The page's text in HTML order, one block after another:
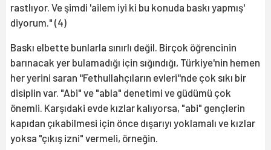
rastlıyor. Ve şimdi 'ailem iyi ki bu konuda baskı yapmış'
diyorum." (4)
Baskı elbette bunlarla sınırlı değil. Birçok öğrencinin
barınacak yer bulamadığı için sığındığı, Türkiye'nin hemen
her yerini saran ''Fethullahçıların evleri''nde çok sıkı bir
disiplin var. "Abi" ve "abla" denetimi ve güdümü çok
önemli. Karşıdaki evde kızlar kalıyorsa, "abi" gençlerin
kapıdan çıkabilmesi için önce dışarıyı yoklamalı ve kızlar
yoksa "çıkış izni" vermeli, örneğin.